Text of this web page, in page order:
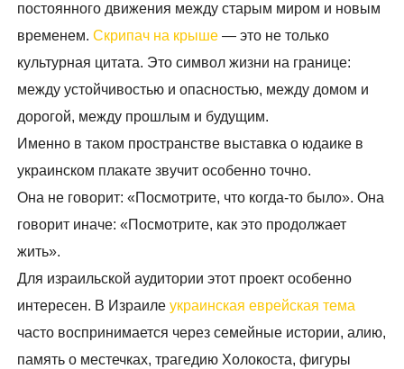
постоянного движения между старым миром и новым
временем.Скрипач на крыше — это не только
культурная цитата. Это символ жизни на границе:
между устойчивостью и опасностью, между домом и
дорогой, между прошлым и будущим.
Именно в таком пространстве выставка о юдаике в
украинском плакате звучит особенно точно.
Она не говорит: «Посмотрите, что когда-то было». Она
говорит иначе: «Посмотрите, как это продолжает
жить».
Для израильской аудитории этот проект особенно
интересен. В Израилеукраинская еврейская тема
часто воспринимается через семейные истории, алию,
память о местечках, трагедию Холокоста, фигуры